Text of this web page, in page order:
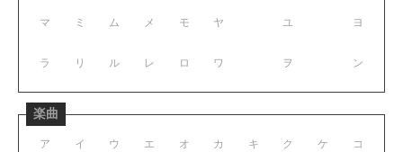
マ ミ ム メ モ
ラ リ ル レ ロ
ヤ ユ ヨ
ワ ヲ ン
楽曲
ア イ ウ エ オ カ キ ク ケ コ